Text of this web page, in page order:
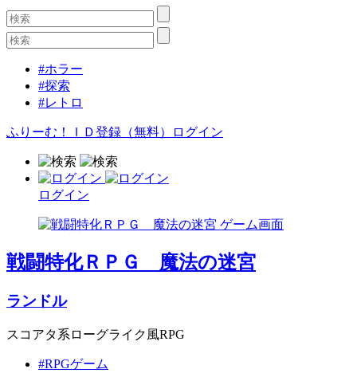
#ホラー
#探索
#レトロ
ふりーむ！ＩＤ登録（無料） ログイン
ログイン
戦闘特化ＲＰＧ 魔法の迷宮
ランドル
スコアタ系ローグライク風RPG
#RPGゲーム